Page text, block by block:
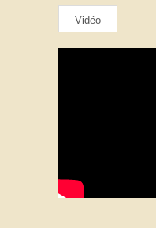
Vidéo